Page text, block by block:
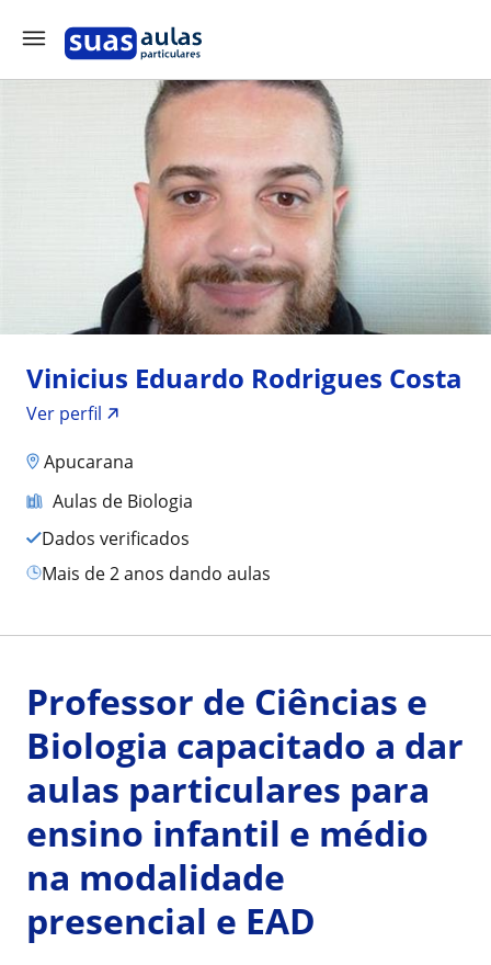
Vinicius Eduardo Rodrigues Costa
Ver perfil
Apucarana
Aulas de Biologia
Dados verificados
mais de 2 anos dando aulas
Professor de Ciências e
Biologia capacitado a dar
aulas particulares para
ensino infantil e médio
na modalidade
presencial e EAD